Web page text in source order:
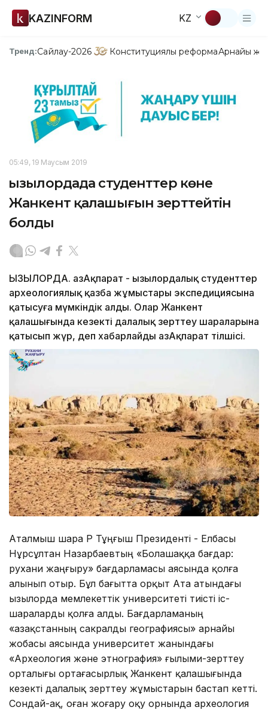
KAZINFORM KZ
Тренд:Сайлау-2026 Конституциялық реформаАрнайы
05:49, 19 Маусым 2019
Қызылордада студенттер көне
Жанкент қалашығын зерттейтін
болды
ҚЫЗЫЛОРДА. ҚазАқпарат - Қызылордалық студенттер
археологиялық қазба жұмыстары экспедициясына
қатысуға мүмкіндік алды. Олар Жанкент
қалашығында кезекті далалық зерттеу шараларына
қатысып жүр, деп хабарлайды ҚазАқпарат тілшісі.
Аталмыш шара ҚР Тұңғыш Президенті - Елбасы
Нұрсұлтан Назарбаевтың «Болашаққа бағдар:
рухани жаңғыру» бағдарламасы аясында қолға
алынып отыр. Бұл бағытта Қорқыт Ата атындағы
Қызылорда мемлекеттік университеті тиісті іс-
шараларды қолға алды. Бағдарламаның
«Қазақстанның сакралды географиясы» арнайы
жобасы аясында университет жанындағы
«Археология және этнография» ғылыми-зерттеу
орталығы ортағасырлық Жанкент қалашығында
кезекті далалық зерттеу жұмыстарын бастап кетті.
Сондай-ақ, оған жоғару оқу орнында археология